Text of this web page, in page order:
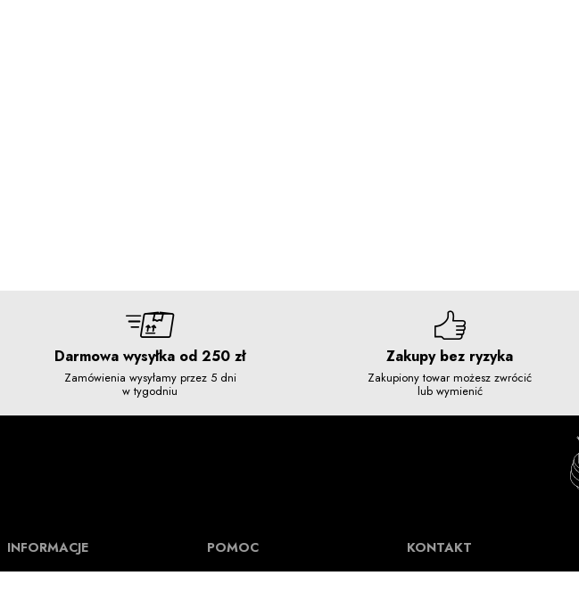
Darmowa wysyłka od 250 zł
Zamówienia wysyłamy przez 5 dni
w tygodniu
Zakupy bez ryzyka
Zakupiony towar możesz zwrócić
lub wymienić
INFORMACJE POMOC KONTAKT